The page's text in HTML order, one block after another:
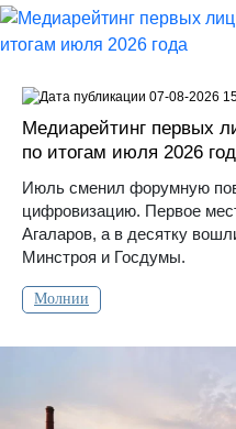
Медиарейтинг первых
по итогам июля 2026
Июль сменил форумную
цифровизацию. Первое
Агаларов, а в десятку
Минстроя и Госдумы.
Молнии
07-08-2026